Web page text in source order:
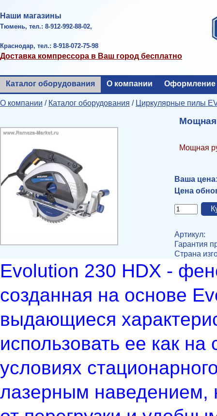
Наши магазины
Тюмень, тел.: 8-912-992-88-02,
Краснодар, тел.: 8-918-072-75-98
Доставка компрессора в Ваш город бесплатно
Каталог оборудования О компании Оформление
О компании / Каталог оборудования / Циркулярные пилы
Мощная
Мощная
Ваша
Цена
Артикул:
Гарантия
Страна
Evolution 230 HDX -
созданная на основе
выдающиеся
использовать ее как
условиях
лазерным наведением,